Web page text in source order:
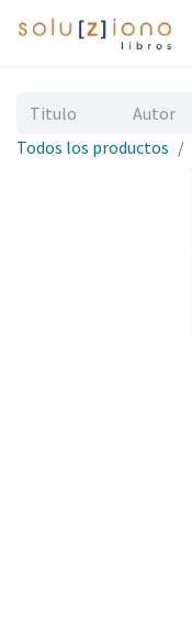
Todos los productos